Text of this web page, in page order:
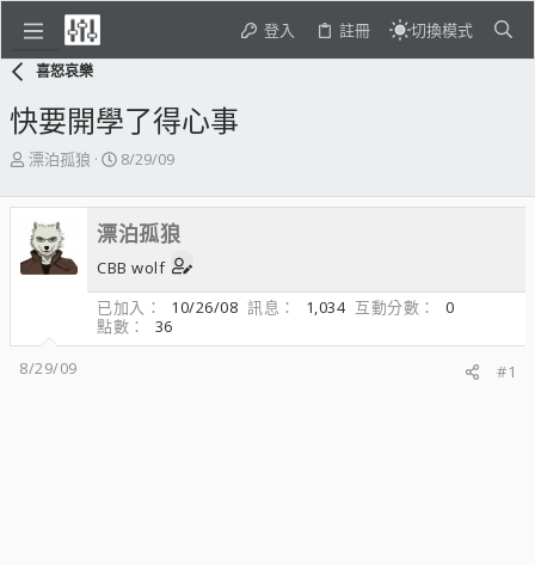
登入 註冊 切換模式
喜怒哀樂
快要開學了得心事
主
發
起
人
漂泊孤狼
開
日
期
8/29/09
漂泊孤狼
CBB wolf
已加入
10/26/08 訊息 1,034 互動分數
0
點數
36
8/29/09
#1